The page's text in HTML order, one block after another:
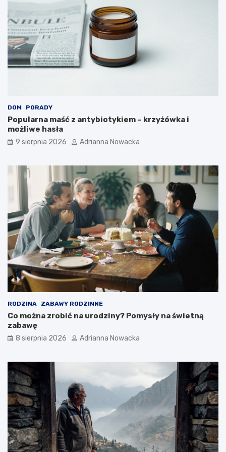
c
i
e
?
DOM PORADY
Popularna maść z antybiotykiem – krzyżówka i
możliwe hasła
9 sierpnia 2026 Adrianna Nowacka
RODZINA ZABAWY RODZINNE
Co można zrobić na urodziny? Pomysły na świetną
zabawę
8 sierpnia 2026 Adrianna Nowacka